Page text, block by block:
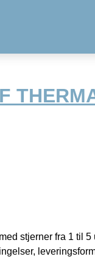
stjerner fra 1 til 5